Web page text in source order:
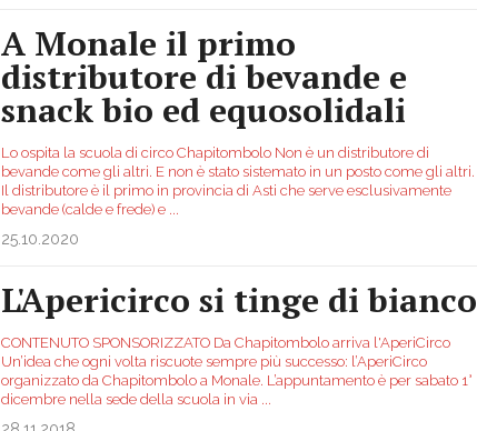
A Monale il primo
distributore di bevande e
snack bio ed equosolidali
Lo ospita la scuola di circo Chapitombolo Non è un distributore di
bevande come gli altri. E non è stato sistemato in un posto come gli altri.
Il distributore è il primo in provincia di Asti che serve esclusivamente
bevande (calde e frede) e
25.10.2020
L'Apericirco si tinge di bianco
CONTENUTO SPONSORIZZATO Da Chapitombolo arriva l'AperiCirco
Un’idea che ogni volta riscuote sempre più successo: l’AperiCirco
organizzato da Chapitombolo a Monale. L’appuntamento è per sabato 1°
dicembre nella sede della scuola in via